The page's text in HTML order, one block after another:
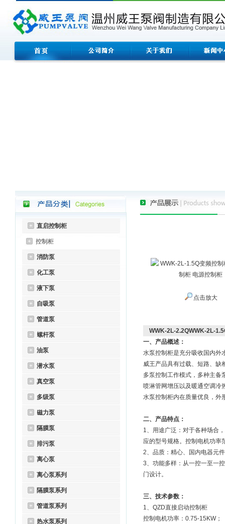
直启控制柜
控制柜
消防泵
化工泵
液下泵
自吸泵
管道泵
螺杆泵
油泵
潜水泵
真空泵
多级泵
磁力泵
隔膜泵
排污泵
离心泵
离心泵系列
隔膜泵系列
管道泵系列
热水泵系列
点击放大
WWK-2L-2.2QWWK-2L-
一、产品概述：
水泵控制柜是充分吸收国内外
威王产品具有过载、短路、缺
多泵控制工作模式，多种主备
喷淋管网增压以及暖通空调冷
水泵控制柜内在质量优良，外
二、产品特点：
1、用途广泛：对于各种场合
应的型号规格。控制电机功率
2、品质：精心、国内电器元
3、功能多样：从一控一至一
门设计。
三、技术参数：
1、QZD直接启动控制柜
控制电机功率：0.75-15KW；